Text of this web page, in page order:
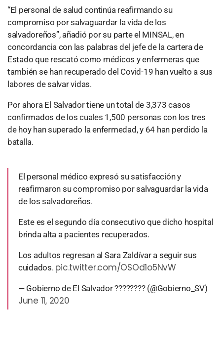
“El personal de salud continúa reafirmando su
compromiso por salvaguardar la vida de los
salvadoreños”, añadió por su parte el MINSAL, en
concordancia con las palabras del jefe de la cartera de
Estado que rescató como médicos y enfermeras que
también se han recuperado del Covid-19 han vuelto a sus
labores de salvar vidas.
Por ahora El Salvador tiene un total de 3,373 casos
confirmados de los cuales 1,500 personas con los tres
de hoy han superado la enfermedad, y 64 han perdido la
batalla.
El personal médico expresó su satisfacción y
reafirmaron su compromiso por salvaguardar la vida
de los salvadoreños.
Este es el segundo día consecutivo que dicho hospital
brinda alta a pacientes recuperados.
Los adultos regresan al Sara Zaldívar a seguir sus
cuidados. pic.twitter.com/OSOd1o5NvW
— Gobierno de El Salvador ???????? (@Gobierno_SV)
June 11, 2020